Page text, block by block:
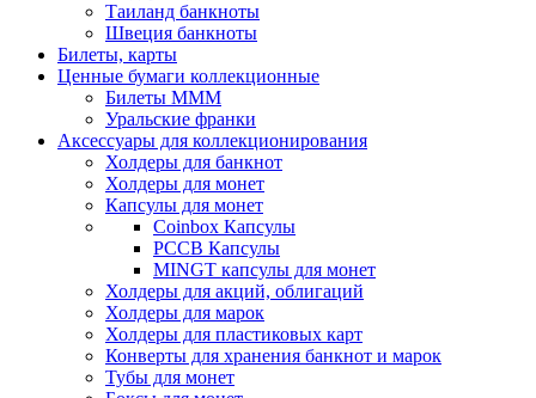
Таиланд банкноты
Швеция банкноты
Билеты, карты
Ценные бумаги коллекционные
Билеты МММ
Уральские франки
Аксессуары для коллекционирования
Холдеры для банкнот
Холдеры для монет
Капсулы для монет
Coinbox Капсулы
РССВ Капсулы
MINGT капсулы для монет
Холдеры для акций, облигаций
Холдеры для марок
Холдеры для пластиковых карт
Конверты для хранения банкнот и марок
Тубы для монет